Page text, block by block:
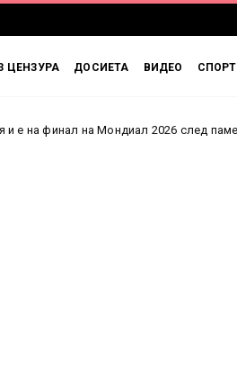
ЦЕНЗУРА ДОСИЕТА ВИДЕО СПОРТ
на Мондиал 2026 след паметен обрат!